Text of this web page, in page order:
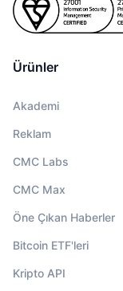
Ürünler
Akademi
Reklam
CMC Labs
CMC Max
Öne Çıkan Haberler
Bitcoin ETF'leri
Kripto API